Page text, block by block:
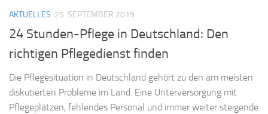
AKTUELLES 25. SEPTEMBER 2019
24 Stunden-Pflege in Deutschland: Den
richtigen Pflegedienst finden
Die Pflegesituation in Deutschland gehört zu den am meisten
diskutierten Probleme im Land. Eine Unterversorgung mit
Pflegeplätzen, fehlendes Personal und immer weiter steigende